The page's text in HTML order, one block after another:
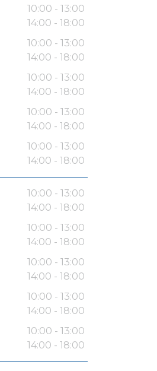
10:00 - 13:00
14:00 - 18:00
10:00 - 13:00
14:00 - 18:00
10:00 - 13:00
14:00 - 18:00
10:00 - 13:00
14:00 - 18:00
10:00 - 13:00
14:00 - 18:00
10:00 - 13:00
14:00 - 18:00
10:00 - 13:00
14:00 - 18:00
10:00 - 13:00
14:00 - 18:00
10:00 - 13:00
14:00 - 18:00
10:00 - 13:00
14:00 - 18:00